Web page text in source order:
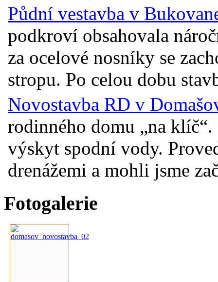
Půdní vestavba v
podkroví obsahovala
za ocelové nosníky se
stropu. Po celou dobu
Novostavba RD v
rodinného domu „na
výskyt spodní vody.
drenážemi a mohli jsme
Fotogalerie